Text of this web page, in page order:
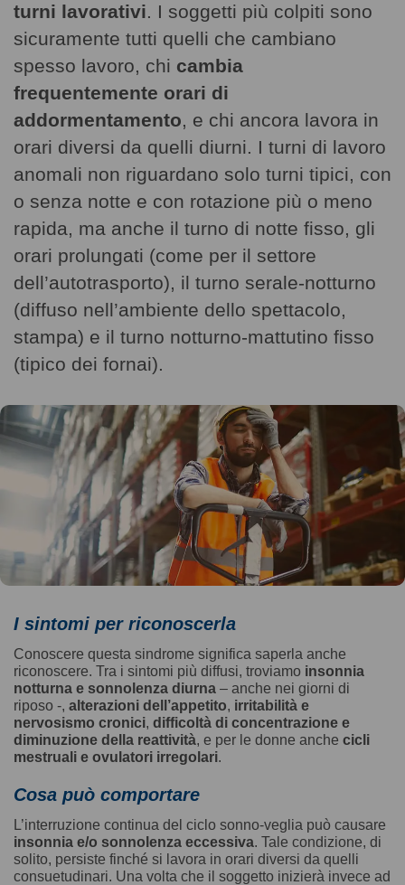
turni lavorativi. I soggetti più colpiti sono
sicuramente tutti quelli che cambiano
spesso lavoro, chi cambia
frequentemente orari di
addormentamento, e chi ancora lavora in
orari diversi da quelli diurni. I turni di lavoro
anomali non riguardano solo turni tipici, con
o senza notte e con rotazione più o meno
rapida, ma anche il turno di notte fisso, gli
orari prolungati (come per il settore
dell’autotrasporto), il turno serale-notturno
(diffuso nell’ambiente dello spettacolo,
stampa) e il turno notturno-mattutino fisso
(tipico dei fornai).
I sintomi per riconoscerla
Conoscere questa sindrome significa saperla anche
riconoscere. Tra i sintomi più diffusi, troviamo insonnia
notturna e sonnolenza diurna – anche nei giorni di
riposo -, alterazioni dell’appetito, irritabilità e
nervosismo cronici, difficoltà di concentrazione e
diminuzione della reattività, e per le donne anche cicli
mestruali e ovulatori irregolari.
Cosa può comportare
L’interruzione continua del ciclo sonno-veglia può causare
insonnia e/o sonnolenza eccessiva. Tale condizione, di
solito, persiste finché si lavora in orari diversi da quelli
consuetudinari. Una volta che il soggetto inizierà invece ad